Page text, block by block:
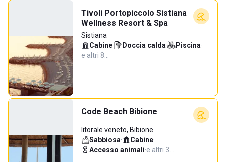
Tivoli Portopiccolo Sistiana
Wellness Resort & Spa
Sistiana
Cabine· Doccia calda· Piscina·
e altri 8…
Code Beach Bibione
litorale veneto, Bibione
Sabbiosa· Cabine·
Accesso animali·e altri 3…